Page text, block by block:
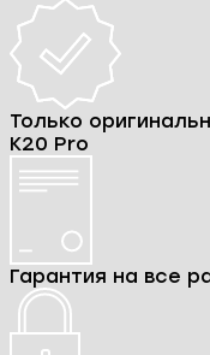
Только
K20 Pro
Гарантия на все